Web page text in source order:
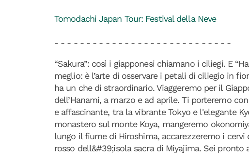
Tomodachi Japan Tour: Festival della Neve
- - - - - - - - - - - - - - - - - - - - - - - - - - - -
“Sakura”: così i giapponesi chiamano i ciliegi. E
meglio: è l’arte di osservare i petali di ciliegio in
ha un che di straordinario. Viaggeremo per il
dell’Hanami, a marzo e ad aprile. Ti porteremo
e affascinante, tra la vibrante Tokyo e l'elegante
monastero sul monte Koya, mangeremo
lungo il fiume di Hiroshima, accarezzeremo i
rosso dell&#39;isola sacra di Miyajima. Sei pronto